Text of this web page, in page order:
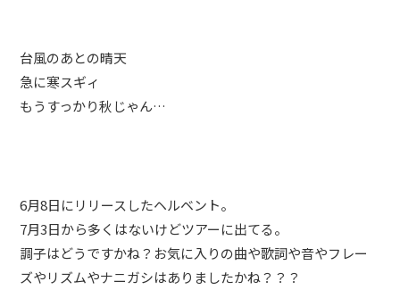
SAKKO
CONTACT
台風のあとの晴天
急に寒スギィ
もうすっかり秋じゃん…
6月8日にリリースしたヘルベント。
7月3日から多くはないけどツアーに出てる。
調子はどうですかね？お気に入りの曲や歌詞や音やフレー
ズやリズムやナニガシはありましたかね？？？